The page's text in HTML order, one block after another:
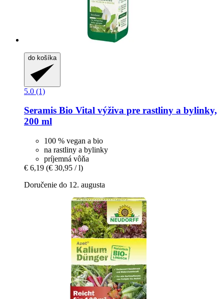
do košíka
5.0 (1)
Seramis Bio Vital výživa pre rastliny a bylinky,
200 ml
100 % vegan a bio
na rastliny a bylinky
príjemná vôňa
€ 6,19 (€ 30,95 / l)
Doručenie do 12. augusta